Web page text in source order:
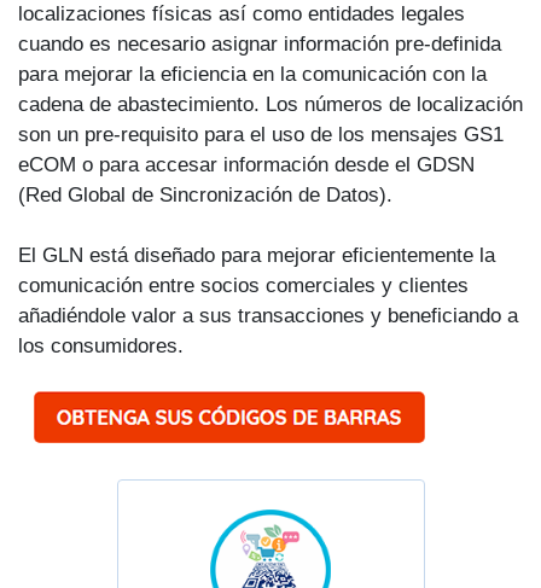
localizaciones físicas así como entidades legales
cuando es necesario asignar información pre-definida
para mejorar la eficiencia en la comunicación con la
cadena de abastecimiento. Los números de localización
son un pre-requisito para el uso de los mensajes GS1
eCOM o para accesar información desde el GDSN
(Red Global de Sincronización de Datos).
El GLN está diseñado para mejorar eficientemente la
comunicación entre socios comerciales y clientes
añadiéndole valor a sus transacciones y beneficiando a
los consumidores.